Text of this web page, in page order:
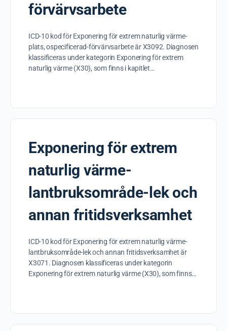
förvärvsarbete
ICD-10 kod för Exponering för extrem naturlig värme-
plats, ospecificerad-förvärvsarbete är X3092. Diagnosen
klassificeras under kategorin Exponering för extrem
naturlig värme (X30), som finns i kapitlet…
Exponering för extrem
naturlig värme-
lantbruksområde-lek och
annan fritidsverksamhet
ICD-10 kod för Exponering för extrem naturlig värme-
lantbruksområde-lek och annan fritidsverksamhet är
X3071. Diagnosen klassificeras under kategorin
Exponering för extrem naturlig värme (X30), som finns…